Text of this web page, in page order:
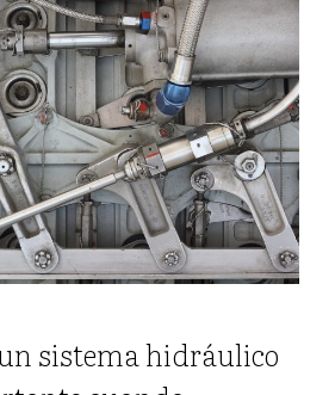
sistema hidráulico